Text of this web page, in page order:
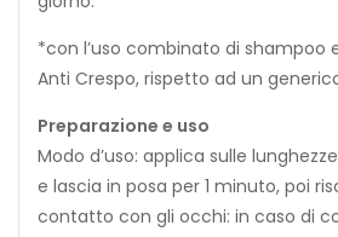
*con l’uso combinato di shampoo
Anti Crespo, rispetto ad un
Preparazione e uso
Modo d’uso: applica sulle
e lascia in posa per 1 minuto, poi
contatto con gli occhi: in caso di